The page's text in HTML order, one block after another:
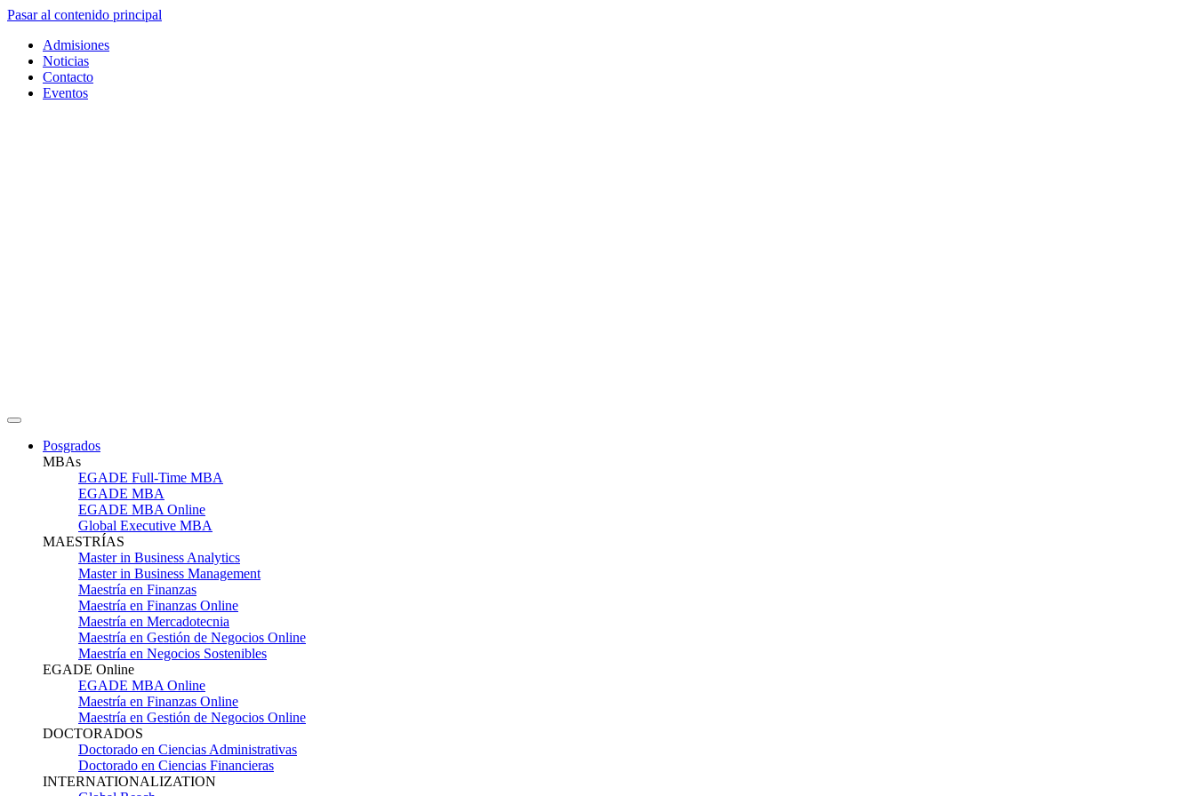
Pasar al contenido principal
Admisiones
Noticias
Contacto
Eventos
Posgrados
MBAs
EGADE Full-Time MBA
EGADE MBA
EGADE MBA Online
Global Executive MBA
MAESTRÍAS
Master in Business Analytics
Master in Business Management
Maestría en Finanzas
Maestría en Finanzas Online
Maestría en Mercadotecnia
Maestría en Gestión de Negocios Online
Maestría en Negocios Sostenibles
EGADE Online
EGADE MBA Online
Maestría en Finanzas Online
Maestría en Gestión de Negocios Online
DOCTORADOS
Doctorado en Ciencias Administrativas
Doctorado en Ciencias Financieras
INTERNATIONALIZATION